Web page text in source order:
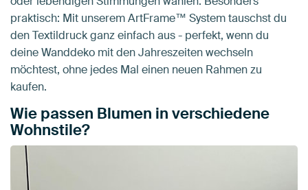
praktisch: Mit unserem ArtFrame™ System tauschst du
den Textildruck ganz einfach aus - perfekt, wenn du
deine Wanddeko mit den Jahreszeiten wechseln
möchtest, ohne jedes Mal einen neuen Rahmen zu
kaufen.
Wie passen Blumen in verschiedene
Wohnstile?